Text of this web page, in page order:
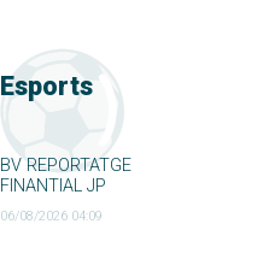
Esports
BV REPORTATGE
FINANTIAL JP
06/08/2026 04:09